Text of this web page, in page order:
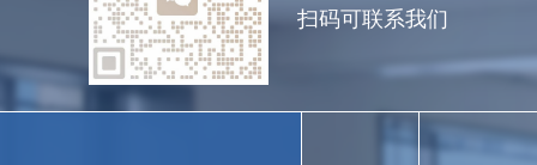
扫码可联系我们